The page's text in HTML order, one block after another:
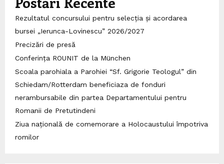
Rezultatul concursului pentru selecția și acordarea
bursei „Ierunca-Lovinescu” 2026/2027
Precizări de presă
Conferința ROUNIT de la München
Scoala parohiala a Parohiei “Sf. Grigorie Teologul” din
Schiedam/Rotterdam beneficiaza de fonduri
nerambursabile din partea Departamentului pentru
Romanii de Pretutindeni
Ziua națională de comemorare a Holocaustului împotriva
romilor